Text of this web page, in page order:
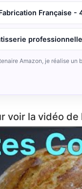
Française -
Amazon, je réalise
voir la vidéo de